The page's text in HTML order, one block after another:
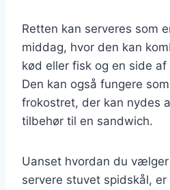
Retten kan serveres som
middag, hvor den kan
kød eller fisk og en side
Den kan også fungere
frokostret, der kan nydes
tilbehør til en sandwich.
Uanset hvordan du
servere stuvet spidskål,